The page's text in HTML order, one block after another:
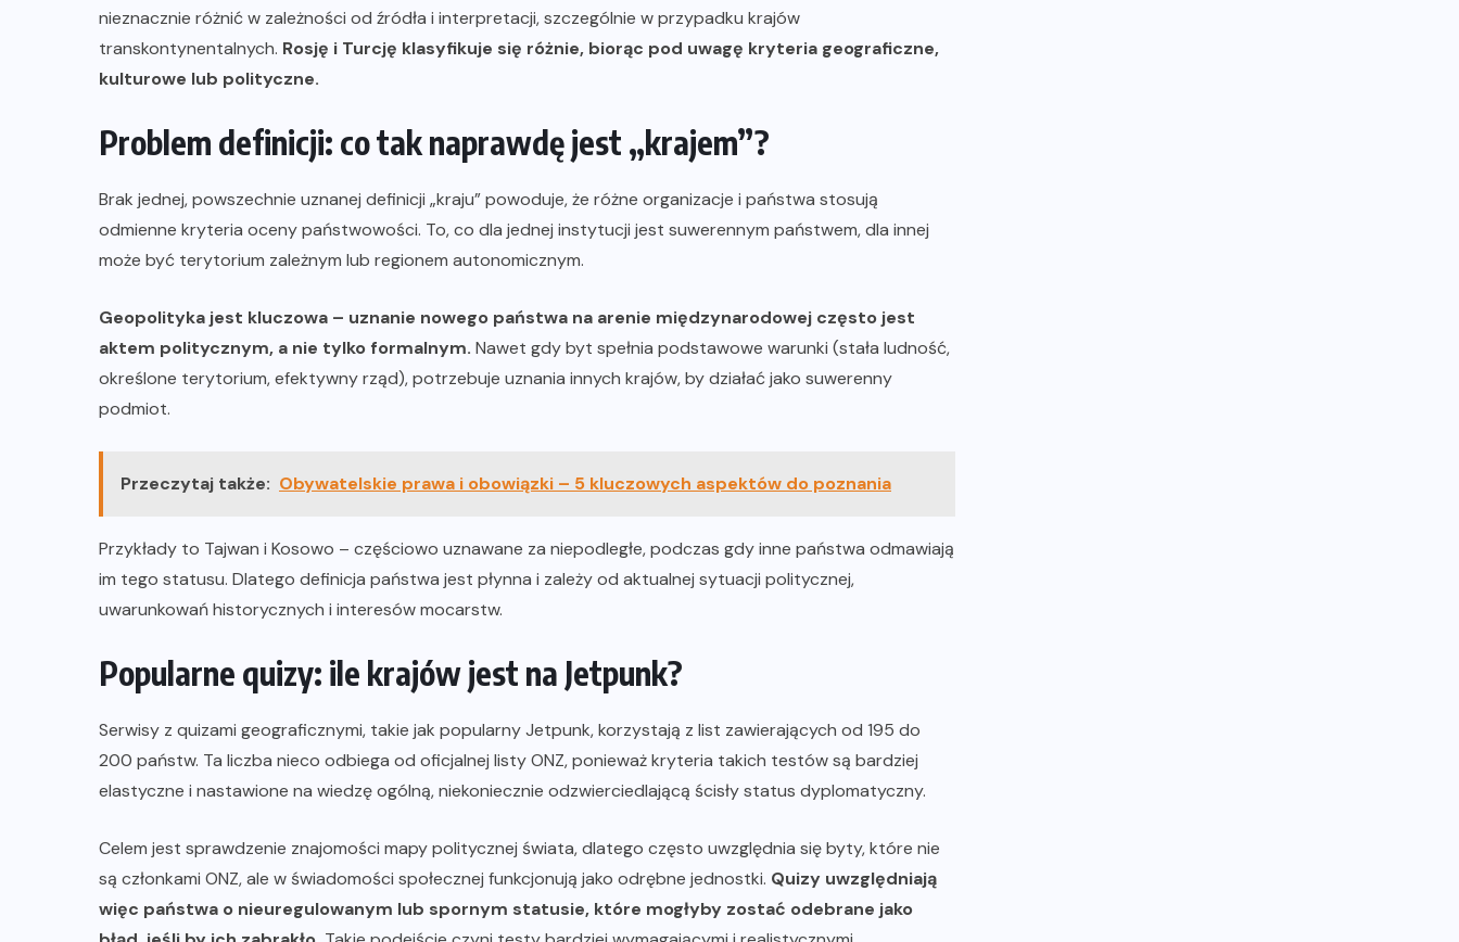
nieznacznie różnić w zależności od źródła i interpretacji, szczególnie w przypadku krajów
transkontynentalnych. Rosję i Turcję klasyfikuje się różnie, biorąc pod uwagę kryteria geograficzne,
kulturowe lub polityczne.
Problem definicji: co tak naprawdę jest „krajem”?
Brak jednej, powszechnie uznanej definicji „kraju” powoduje, że różne organizacje i państwa stosują
odmienne kryteria oceny państwowości. To, co dla jednej instytucji jest suwerennym państwem, dla innej
może być terytorium zależnym lub regionem autonomicznym.
Geopolityka jest kluczowa – uznanie nowego państwa na arenie międzynarodowej często jest
aktem politycznym, a nie tylko formalnym. Nawet gdy byt spełnia podstawowe warunki (stała ludność,
określone terytorium, efektywny rząd), potrzebuje uznania innych krajów, by działać jako suwerenny
podmiot.
Przeczytaj także: Obywatelskie prawa i obowiązki – 5 kluczowych aspektów do poznania
Przykłady to Tajwan i Kosowo – częściowo uznawane za niepodległe, podczas gdy inne państwa odmawiają
im tego statusu. Dlatego definicja państwa jest płynna i zależy od aktualnej sytuacji politycznej,
uwarunkowań historycznych i interesów mocarstw.
Popularne quizy: ile krajów jest na Jetpunk?
Serwisy z quizami geograficznymi, takie jak popularny Jetpunk, korzystają z list zawierających od 195 do
200 państw. Ta liczba nieco odbiega od oficjalnej listy ONZ, ponieważ kryteria takich testów są bardziej
elastyczne i nastawione na wiedzę ogólną, niekoniecznie odzwierciedlającą ścisły status dyplomatyczny.
Celem jest sprawdzenie znajomości mapy politycznej świata, dlatego często uwzględnia się byty, które nie
są członkami ONZ, ale w świadomości społecznej funkcjonują jako odrębne jednostki. Quizy uwzględniają
więc państwa o nieuregulowanym lub spornym statusie, które mogłyby zostać odebrane jako